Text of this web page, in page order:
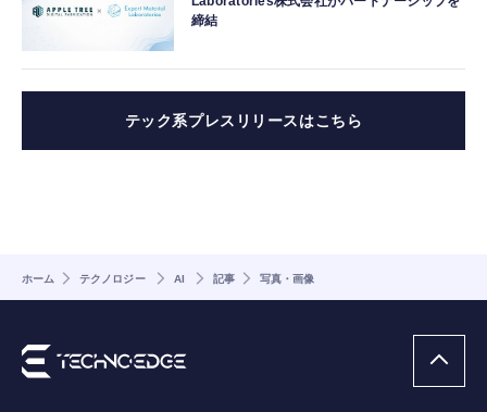
締結
テック系プレスリリースはこちら
ホーム テクノロジー AI 記事 写真・画像